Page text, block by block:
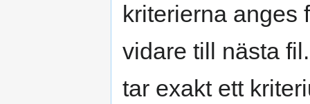
kriterierna anges
vidare till nästa
tar exakt ett